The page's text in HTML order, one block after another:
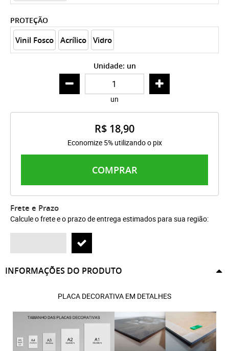
PROTEÇÃO
Vinil Fosco Acrílico Vidro
Unidade: un
un
R$ 18,90
Economize 5% utilizando o pix
COMPRAR
Frete e Prazo
Calcule o frete e o prazo de entrega estimados para sua região:
INFORMAÇÕES DO PRODUTO
PLACA DECORATIVA EM DETALHES